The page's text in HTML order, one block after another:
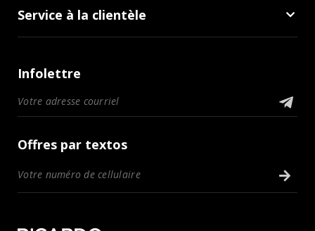
Service à la clientèle
Infolettre
Offres par textos